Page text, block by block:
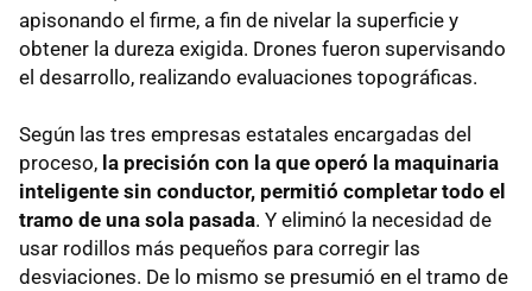
apisonando el firme, a fin de nivelar la superficie y
obtener la dureza exigida. Drones fueron supervisando
el desarrollo, realizando evaluaciones topográficas.
Según las tres empresas estatales encargadas del
proceso, a precisión con la que operó la maquinaria
inteligente sin conductor, permitió completar todo el
tramo de una sola pasada. Y eliminó la necesidad de
usar rodillos más pequeños para corregir las
desviaciones. De lo mismo se presumió en el tramo de